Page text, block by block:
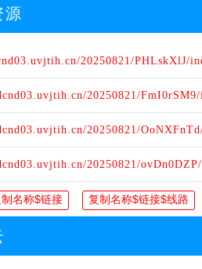
源
20250821/PHLskXlJ/
20250821/
20250821/
20250821/